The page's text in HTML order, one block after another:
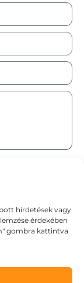
hirdetések vagy
érdekében
gombra kattintva